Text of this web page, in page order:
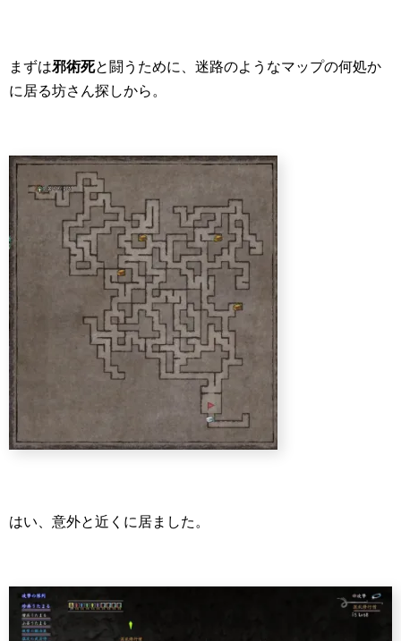
まずは邪術死と闘うために、迷路のようなマップの何処か
に居る坊さん探しから。
はい、意外と近くに居ました。